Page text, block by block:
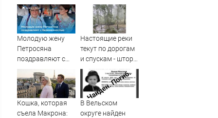
Молодую жену
Петросяна
поздравляют с
беременностью
Настоящие реки
текут по дорогам
и спускам - шторм
«нарезал задач»
горожанам и
службам
Сызрани
Кошка, которая
съела Макрона:
В Вельском
округе найден